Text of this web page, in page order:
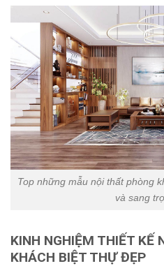
Top những mẫu nội thất phòng
và sang
KINH NGHIỆM THIẾT KẾ
KHÁCH BIỆT THỰ ĐẸP